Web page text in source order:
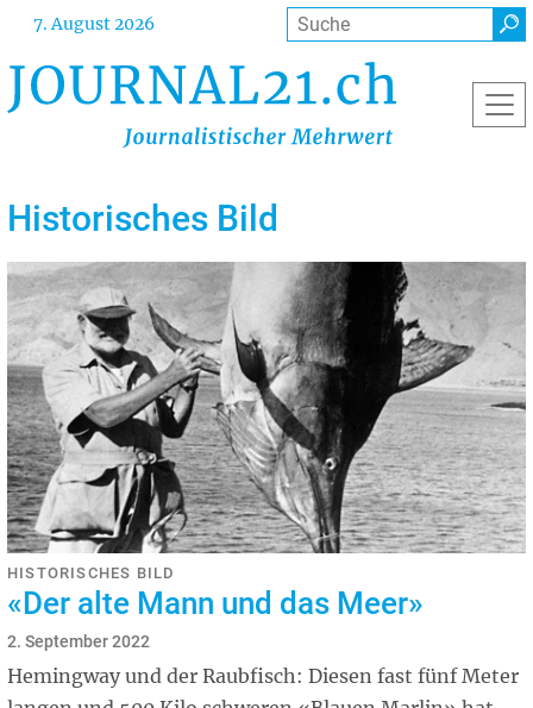
Direkt
Inhalt
7. August 2026 Suche
Historisches Bild
HISTORISCHES BILD
«Der alte Mann und das Meer»
2. September 2022
Hemingway und der Raubfisch: Diesen fast fünf Meter